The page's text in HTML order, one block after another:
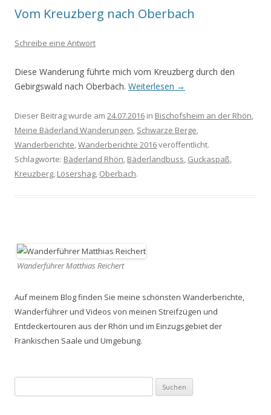
Vom Kreuzberg nach Oberbach
Schreibe eine Antwort
Diese Wanderung führte mich vom Kreuzberg durch den
Gebirgswald nach Oberbach. Weiterlesen →
Dieser Beitrag wurde am 24.07.2016 in Bischofsheim an der Rhön,
Meine Bäderland Wanderungen, Schwarze Berge,
Wanderberichte,Wanderberichte 2016veröffentlicht.
Schlagworte: Bäderland Rhön, Bäderlandbuss, Guckaspaß,
Kreuzberg, Lösershag, Oberbach.
Wanderführer Matthias Reichert
Auf meinem Blog finden Sie meine schönsten Wanderberichte,
Wanderführer und Videos von meinen Streifzügen und
Entdeckertouren aus der Rhön und im Einzugsgebiet der
Fränkischen Saale und Umgebung.
nach: